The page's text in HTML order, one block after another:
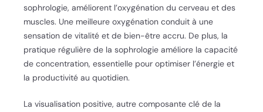
sophrologie, améliorent l’oxygénation du cerveau et des
muscles. Une meilleure oxygénation conduit à une
sensation de vitalité et de bien-être accru. De plus, la
pratique régulière de la sophrologie améliore la capacité
de concentration, essentielle pour optimiser l’énergie et
la productivité au quotidien.
La visualisation positive, autre composante clé de la